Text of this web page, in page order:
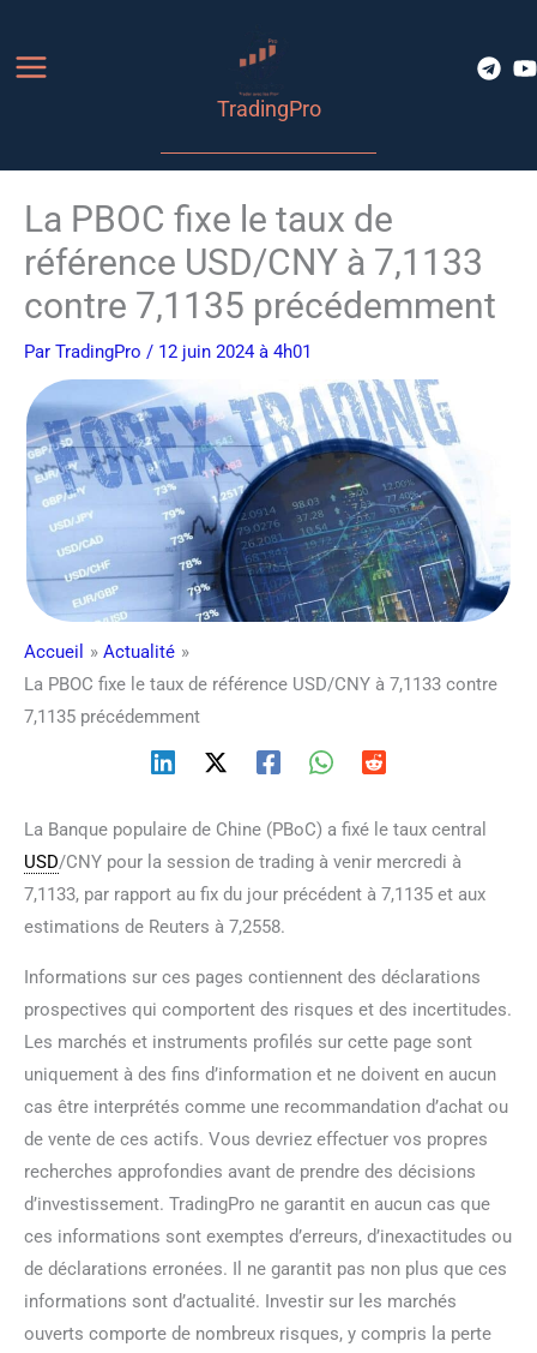
contenu
TradingPro
La PBOC fixe le taux de
référence USD/CNY à 7,1133
contre 7,1135 précédemment
Par TradingPro / 12 juin 2024 à 4h01
Accueil
Actualité
La PBOC fixe le taux de référence USD/CNY à 7,1133 contre
7,1135 précédemment
La Banque populaire de Chine (PBoC) a fixé le taux central
USD/CNY pour la session de trading à venir mercredi à
7,1133, par rapport au fix du jour précédent à 7,1135 et aux
estimations de Reuters à 7,2558.
Informations sur ces pages contiennent des déclarations
prospectives qui comportent des risques et des incertitudes.
Les marchés et instruments profilés sur cette page sont
uniquement à des fins d’information et ne doivent en aucun
cas être interprétés comme une recommandation d’achat ou
de vente de ces actifs. Vous devriez effectuer vos propres
recherches approfondies avant de prendre des décisions
d’investissement. TradingPro ne garantit en aucun cas que
ces informations sont exemptes d’erreurs, d’inexactitudes ou
de déclarations erronées. Il ne garantit pas non plus que ces
informations sont d’actualité. Investir sur les marchés
ouverts comporte de nombreux risques, y compris la perte